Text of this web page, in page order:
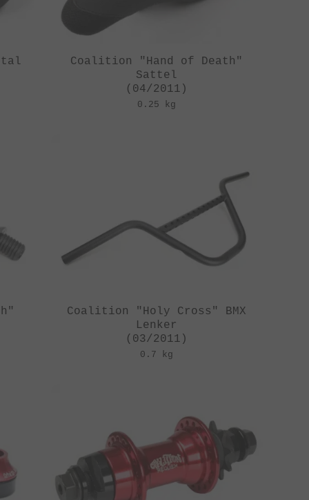
Coalition "Hand of Death"
Sattel
(04/2011)
0.25 kg
Coalition "Holy Cross" BMX
Lenker
(03/2011)
0.7 kg